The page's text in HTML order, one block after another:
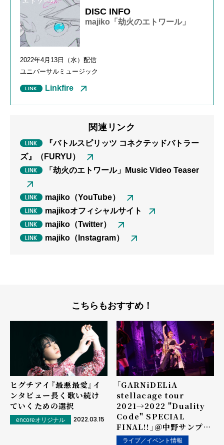
DISC INFO
majiko「劫火のエトワール」
2022年4月13日（水）配信
ユニバーサルミュージック
Linkfire
関連リンク
『バトルスピリッツ コネクテッドバトラー
ズ』（FURYU）
「劫火のエトワール」Music Video Teaser
majiko（YouTube）
majikoオフィシャルサイト
majiko（Twitter）
majiko（Instagram）
こちらもおすすめ！
ヒグチアイ『最悪最愛』イ
ンタビュー――長く歌い続け
ていくための選択
encoreオリジナル 2022.03.15
「GARNiDELiA
stellacage tour
2021→2022 "Duality
Code" SPECIAL
FINAL!!」＠中野サンプラ
ザ――ライブレポート
ライブ／イベント情報